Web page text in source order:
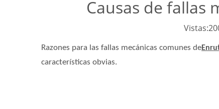
Causas de fallas
Vistas:
Razones para las fallas mecánicas comunes de
características obvias.